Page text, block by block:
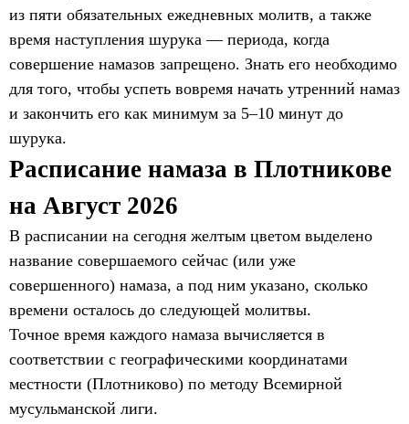
из пяти обязательных ежедневных молитв, а также
время наступления шурука — периода, когда
совершение намазов запрещено. Знать его необходимо
для того, чтобы успеть вовремя начать утренний намаз
и закончить его как минимум за 5–10 минут до
шурука.
Расписание намаза в Плотникове
на Август 2026
В расписании на сегодня желтым цветом выделено
название совершаемого сейчас (или уже
совершенного) намаза, а под ним указано, сколько
времени осталось до следующей молитвы.
Точное время каждого намаза вычисляется в
соответствии с географическими координатами
местности (Плотниково) по методу Всемирной
мусульманской лиги.